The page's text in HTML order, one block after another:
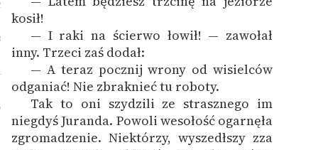
kosił!
— I raki na ścierwo łowił! — zawołał
inny. Trzeci zaś dodał:
— A teraz pocznij wrony od wisielców
odganiać! Nie zbraknieć tu roboty.
Tak to oni szydzili ze strasznego im
niegdyś Juranda. Powoli wesołość ogarnęła
zgromadzenie. Niektórzy, wyszedłszy zza